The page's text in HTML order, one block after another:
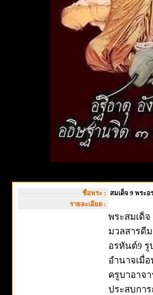
ชื่อพระ : สมเด็จ 9 พระ
รายละเอียด :
พระสมเด็
มวลสารดี
อรหันต์9 รู
อำนาจเมื่
ครูบาอาจ
ประสบกา